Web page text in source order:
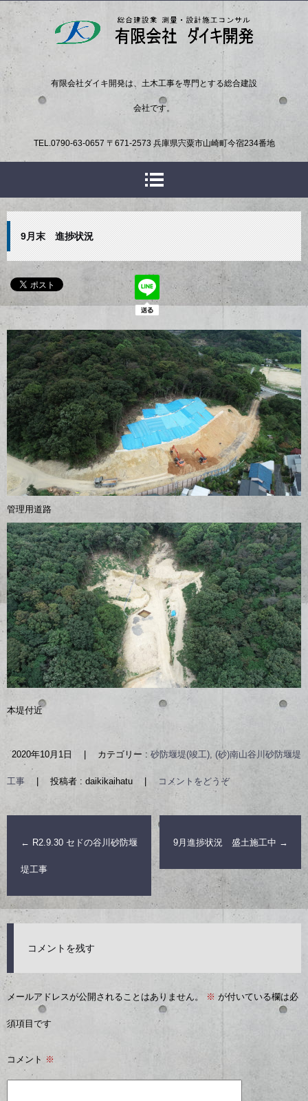
有限会社ダイキ開発は、土木工事を専門とする総合建設
会社です。
TEL. 0790-63-0657 〒671-2573 兵庫県宍粟市山崎町今宿234番地
9月末 進捗状況
管理用道路
本堤付近
2020年10月1日 カテゴリー : 砂防堰堤(竣工), (砂)南山谷川砂防堰堤
工事 投稿者 : daikikaihatu コメントをどうぞ
← R2.9.30 セドの谷川砂防堰
堤工事
9月進捗状況 盛土施工中 →
コメントを残す
メールアドレスが公開されることはありません。 ※ が付いている欄は必
須項目です
コメント ※